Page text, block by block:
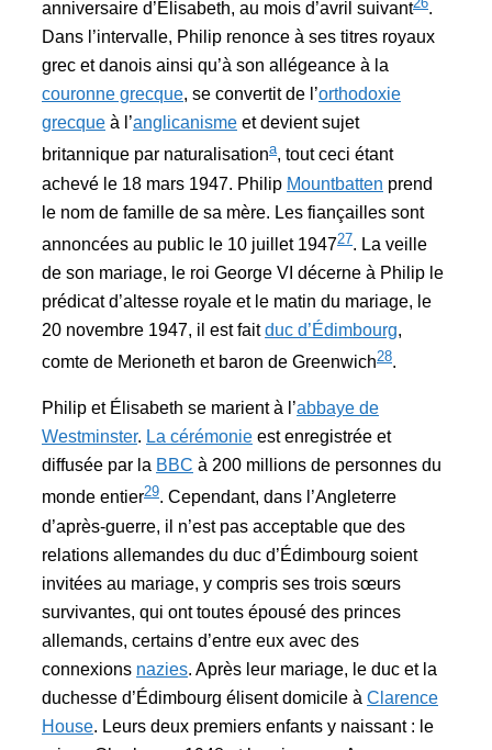
anniversaire d’Élisabeth, au mois d’avril suivant
.
Dans l’intervalle, Philip renonce à ses titres royaux
grec et danois ainsi qu’à son allégeance à la
couronne grecque, se convertit de l’orthodoxie
grecque à l’anglicanisme et devient sujet
britannique par naturalisationa, tout ceci étant
achevé le 18 mars 1947. Philip Mountbatten prend
le nom de famille de sa mère. Les fiançailles sont
annoncées au public le 10 juillet 194727. La veille
de son mariage, le roi George VI décerne à Philip le
prédicat d’altesse royale et le matin du mariage, le
20 novembre 1947, il est faitduc d’Édimbourg,
comte de Merioneth et baron de Greenwich28.
Philip et Élisabeth se marient à l’abbaye de
Westminster. La cérémonie est enregistrée et
diffusée par la BBC à 200 millions de personnes du
monde entier29. Cependant, dans l’Angleterre
d’après-guerre, il n’est pas acceptable que des
relations allemandes du duc d’Édimbourg soient
invitées au mariage, y compris ses trois sœurs
survivantes, qui ont toutes épousé des princes
allemands, certains d’entre eux avec des
connexions nazies. Après leur mariage, le duc et la
duchesse d’Édimbourg élisent domicile à Clarence
House. Leurs deux premiers enfants y naissant : le